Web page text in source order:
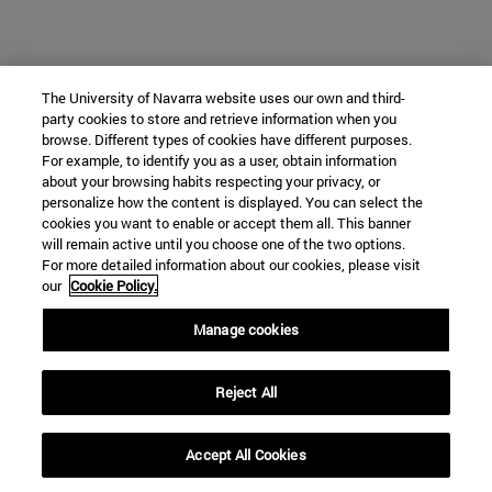
The University of Navarra website uses our own and third-
party cookies to store and retrieve information when you
browse. Different types of cookies have different purposes.
For example, to identify you as a user, obtain information
about your browsing habits respecting your privacy, or
personalize how the content is displayed. You can select the
cookies you want to enable or accept them all. This banner
will remain active until you choose one of the two options.
For more detailed information about our cookies, please visit
our Cookie Policy.
Manage cookies
Reject All
Accept All Cookies